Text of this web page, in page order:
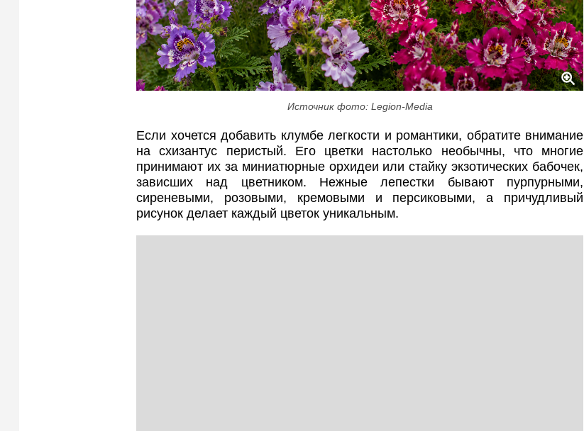
Источник фото: Legion-Media
Если хочется добавить клумбе легкости и романтики, обратите внимание
на схизантус перистый. Его цветки настолько необычны, что многие
принимают их за миниатюрные орхидеи или стайку экзотических бабочек,
зависших над цветником. Нежные лепестки бывают пурпурными,
сиреневыми, розовыми, кремовыми и персиковыми, а причудливый
рисунок делает каждый цветок уникальным.